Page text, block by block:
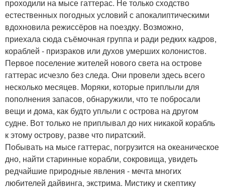
проходили на мысе гаттерас. Не только сходство
естественных погодных условий с апокалиптическими
вдохновила режиссёров на поездку. Возможно,
приехала сюда съёмочная группа и ради редких кадров,
кораблей - призраков или духов умерших колонистов.
Первое поселение жителей нового света на острове
гаттерас исчезло без следа. Они провели здесь всего
несколько месяцев. Моряки, которые приплыли для
пополнения запасов, обнаружили, что те побросали
вещи и дома, как будто уплыли с острова на другом
судне. Вот только не приплывал до них никакой корабль
к этому острову, разве что пиратский.
Побывать на мысе гаттерас, погрузится на океаническое
дно, найти старинные корабли, сокровища, увидеть
редчайшие природные явления - мечта многих
любителей дайвинга, экстрима. Мистику и скептику